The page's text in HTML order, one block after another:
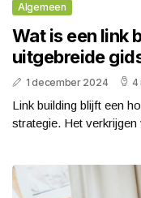
Algemeen
Wat is een link
uitgebreide
1 december 2024 4
Link building blijft een
strategie. Het verkrijgen